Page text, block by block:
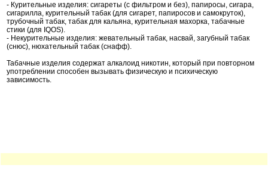
- Курительные изделия: сигареты (с фильтром и без), папиросы, сигара,
сигарилла, курительный табак (для сигарет, папиросов и самокруток),
трубочный табак, табак для кальяна, курительная махорка, табачные
стики (для IQOS).
- Некурительные изделия: жевательный табак, насвай, загубный табак
(снюс), нюхательный табак (снафф).
Табачные изделия содержат алкалоид никотин, который при повторном
употреблении способен вызывать физическую и психическую
зависимость.